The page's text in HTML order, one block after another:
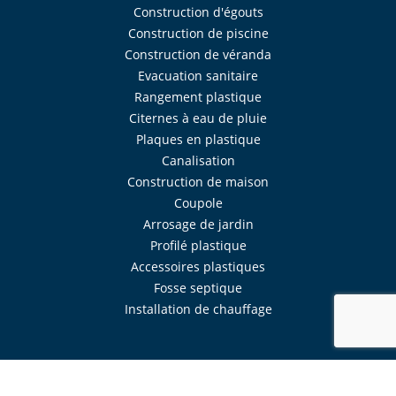
Construction d'égouts
Construction de piscine
Construction de véranda
Evacuation sanitaire
Rangement plastique
Citernes à eau de pluie
Plaques en plastique
Canalisation
Construction de maison
Coupole
Arrosage de jardin
Profilé plastique
Accessoires plastiques
Fosse septique
Installation de chauffage